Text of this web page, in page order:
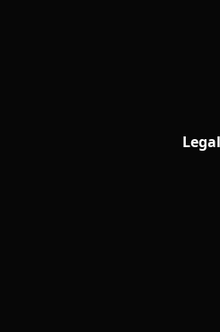
Legal